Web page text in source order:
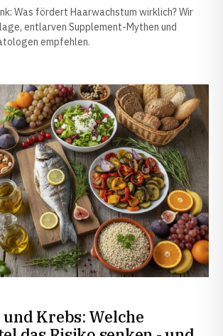
Was fördert Haarwachstum wirklich? Wir
entlarven Supplement-Mythen und
empfehlen.
Krebs: Welche